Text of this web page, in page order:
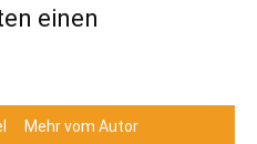
einen
Mehr vom Autor